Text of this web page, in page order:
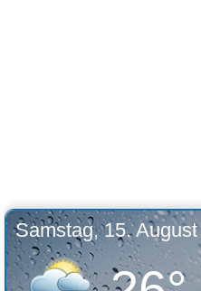
Samstag, 15. August